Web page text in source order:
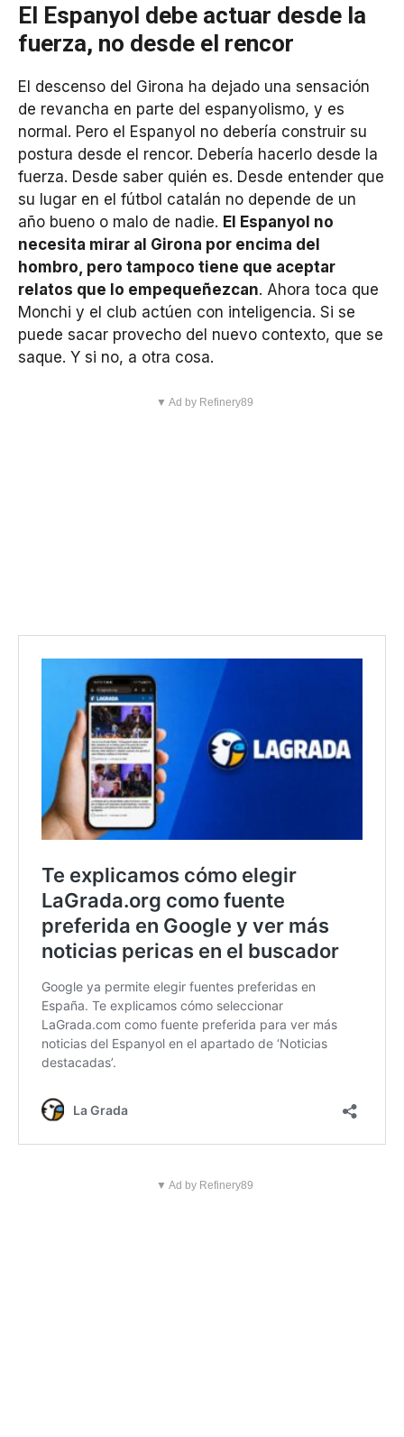
El Espanyol debe actuar desde la
fuerza, no desde el rencor
El descenso del Girona ha dejado una sensación
de revancha en parte del espanyolismo, y es
normal. Pero el Espanyol no debería construir su
postura desde el rencor. Debería hacerlo desde la
fuerza. Desde saber quién es. Desde entender que
su lugar en el fútbol catalán no depende de un
año bueno o malo de nadie. El Espanyol no
necesita mirar al Girona por encima del
hombro, pero tampoco tiene que aceptar
relatos que lo empequeñezcan. Ahora toca que
Monchi y el club actúen con inteligencia. Si se
puede sacar provecho del nuevo contexto, que se
saque. Y si no, a otra cosa.
▼ Ad by Refinery89
▼ Ad by Refinery89